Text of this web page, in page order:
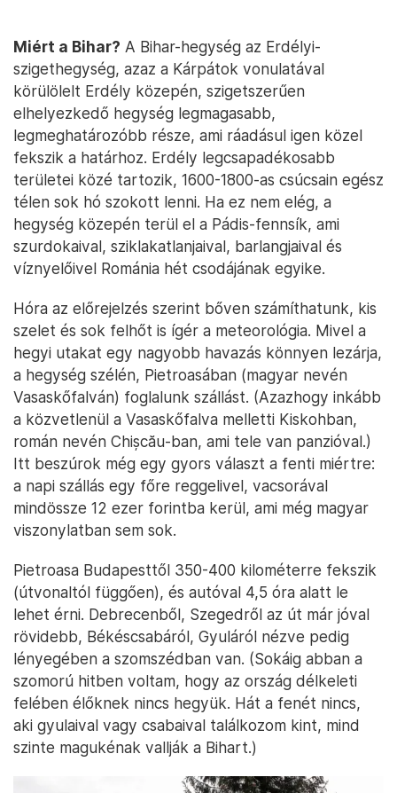
Miért a Bihar? A Bihar-hegység az Erdélyi-
szigethegység, azaz a Kárpátok vonulatával
körülölelt Erdély közepén, szigetszerűen
elhelyezkedő hegység legmagasabb,
legmeghatározóbb része, ami ráadásul igen közel
fekszik a határhoz. Erdély legcsapadékosabb
területei közé tartozik, 1600-1800-as csúcsain egész
télen sok hó szokott lenni. Ha ez nem elég, a
hegység közepén terül el a Pádis-fennsík, ami
szurdokaival, sziklakatlanjaival, barlangjaival és
víznyelőivel Románia hét csodájának egyike.
Hóra az előrejelzés szerint bőven számíthatunk, kis
szelet és sok felhőt is ígér a meteorológia. Mivel a
hegyi utakat egy nagyobb havazás könnyen lezárja,
a hegység szélén, Pietroasában (magyar nevén
Vasaskőfalván) foglalunk szállást. (Azazhogy inkább
a közvetlenül a Vasaskőfalva melletti Kiskohban,
román nevén Chișcău-ban, ami tele van panzióval.)
Itt beszúrok még egy gyors választ a fenti miértre:
a napi szállás egy főre reggelivel, vacsorával
mindössze 12 ezer forintba kerül, ami még magyar
viszonylatban sem sok.
Pietroasa Budapesttől 350-400 kilométerre fekszik
(útvonaltól függően), és autóval 4,5 óra alatt le
lehet érni. Debrecenből, Szegedről az út már jóval
rövidebb, Békéscsabáról, Gyuláról nézve pedig
lényegében a szomszédban van. (Sokáig abban a
szomorú hitben voltam, hogy az ország délkeleti
felében élőknek nincs hegyük. Hát a fenét nincs,
aki gyulaival vagy csabaival találkozom kint, mind
szinte magukénak vallják a Bihart.)